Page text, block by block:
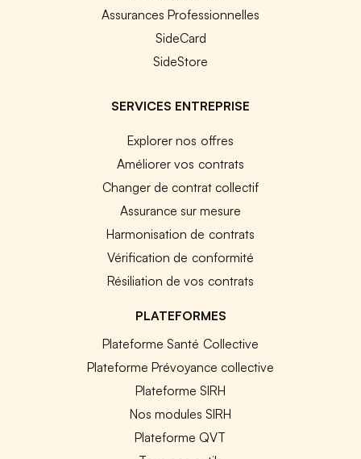
Assurances Professionnelles
SideCard
SideStore
SERVICES ENTREPRISE
Explorer nos offres
Améliorer vos contrats
Changer de contrat collectif
Assurance sur mesure
Harmonisation de contrats
Vérification de conformité
Résiliation de vos contrats
PLATEFORMES
Plateforme Santé Collective
Plateforme Prévoyance collective
Plateforme SIRH
Nos modules SIRH
Plateforme QVT